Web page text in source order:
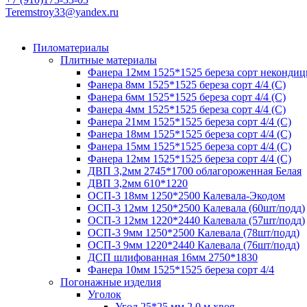
Teremstroy33@yandex.ru
Пиломатериалы
Плитные материалы
Фанера 12мм 1525*1525 береза сорт
Фанера 8мм 1525*1525 береза сорт 4/4 (С)
Фанера 6мм 1525*1525 береза сорт 4/4 (С)
Фанера 4мм 1525*1525 береза сорт 4/4 (С)
Фанера 21мм 1525*1525 береза сорт 4/4 (С)
Фанера 18мм 1525*1525 береза сорт 4/4 (С)
Фанера 15мм 1525*1525 береза сорт 4/4 (С)
Фанера 12мм 1525*1525 береза сорт 4/4 (С)
ДВП 3,2мм 2745*1700 облагороженная Белая
ДВП 3,2мм 610*1220
ОСП-3 18мм 1250*2500 Калевала-Экодом
ОСП-3 12мм 1250*2500 Калевала (60шт/подд)
ОСП-3 12мм 1220*2440 Калевала (57шт/подд)
ОСП-3 9мм 1250*2500 Калевала (78шт/подд)
ОСП-3 9мм 1220*2440 Калевала (76шт/подд)
ДСП шлифованная 16мм 2750*1830
Фанера 10мм 1525*1525 береза сорт 4/4
Погонажные изделия
Уголок